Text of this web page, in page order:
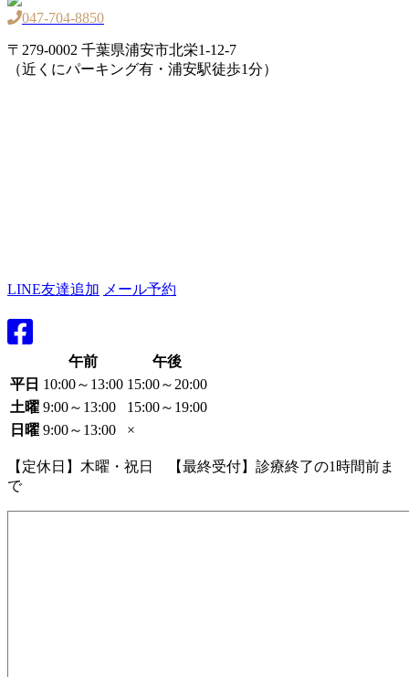
047-704-8850
〒279-0002 千葉県浦安市北栄1-12-7
（近くにパーキング有・浦安駅徒歩1分）
LINE友達追加 メール予約
午前
午後
平日 10:00～13:00 15:00～20:00
土曜 9:00～13:00
15:00～19:00
日曜 9:00～13:00 ×
【定休日】木曜・祝日 【最終受付】診療終了の1時間前ま
で